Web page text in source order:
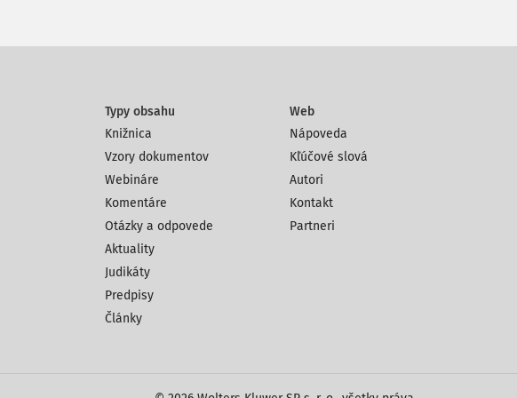
Typy obsahu
Knižnica
Vzory dokumentov
Webináre
Komentáre
Otázky a odpovede
Aktuality
Judikáty
Predpisy
Články
Web
Nápoveda
Kľúčové slová
Autori
Kontakt
Partneri